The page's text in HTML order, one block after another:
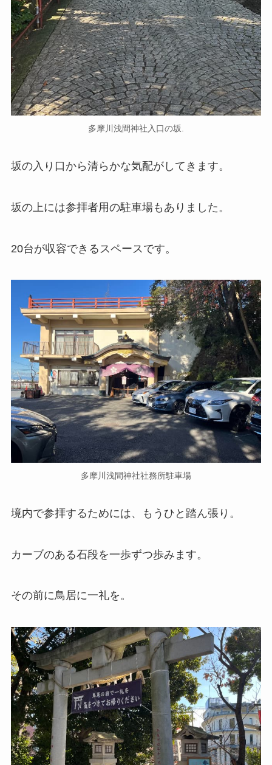
多摩川浅間神社入口の坂.
坂の入り口から清らかな気配がしてきます。
坂の上には参拝者用の駐車場もありました。
20台が収容できるスペースです。
多摩川浅間神社社務所駐車場
境内で参拝するためには、もうひと踏ん張り。
カーブのある石段を一歩ずつ歩みます。
その前に鳥居に一礼を。